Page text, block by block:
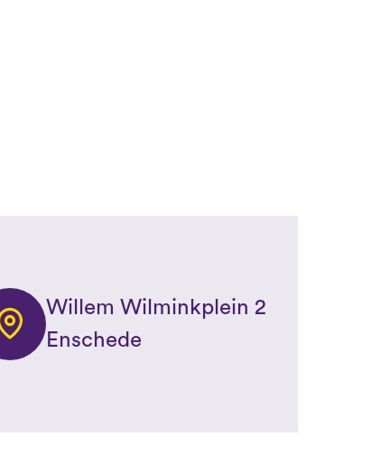
Willem Wilminkplein 2
Enschede